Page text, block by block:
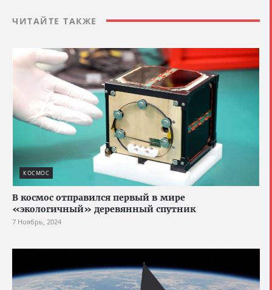
ЧИТАЙТЕ ТАКЖЕ
КОСМОС
В космос отправился первый в мире
«экологичный» деревянный спутник
7 Ноябрь, 2024